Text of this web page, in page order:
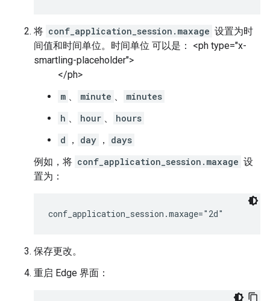
将 conf_application_session.maxage 设置为时
间值和时间单位。时间单位 可以是： <ph type="x-
smartling-placeholder">
</ph>
m 、 minute 、
minutes
h 、 hour 、
hours
d
， day ，
days
例如，将 conf_application_session.maxage 设
置为：
conf_application_session.maxage="2d"
保存更改。
重启 Edge 界面：